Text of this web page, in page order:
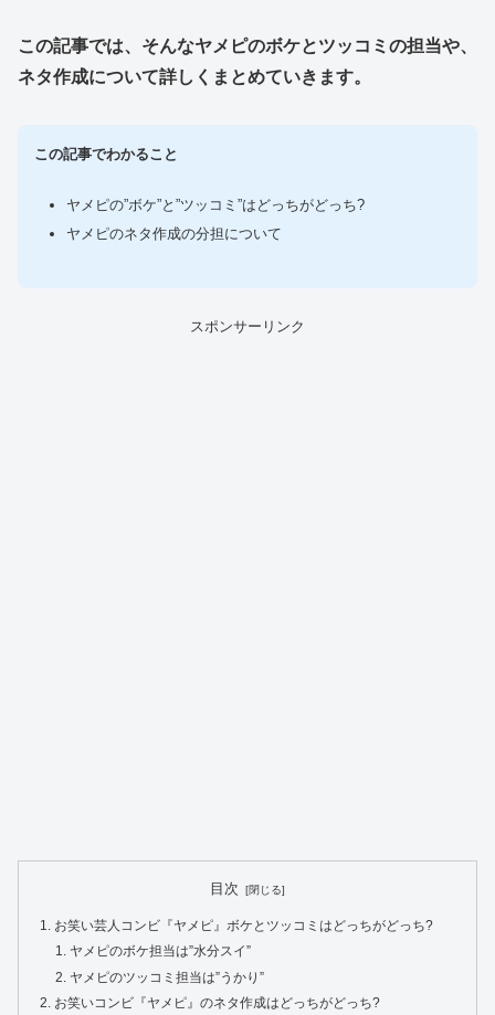
この記事では、そんなヤメピのボケとツッコミの担当や、
ネタ作成について詳しくまとめていきます。
この記事でわかること
ヤメピの”ボケ”と”ツッコミ”はどっちがどっち?
ヤメピのネタ作成の分担について
スポンサーリンク
目次
お笑い芸人コンビ『ヤメピ』ボケとツッコミはどっちがどっち?
ヤメピのボケ担当は”水分スイ”
ヤメピのツッコミ担当は”うかり”
お笑いコンビ『ヤメピ』のネタ作成はどっちがどっち?